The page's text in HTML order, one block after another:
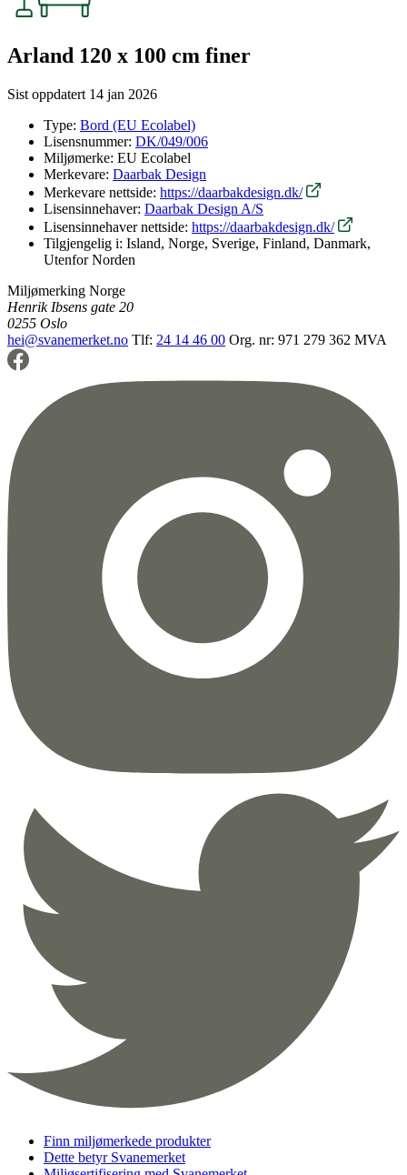
Arland 120 x 100 cm finer
Sist oppdatert 14 jan 2026
Type: Bord (EU Ecolabel)
Lisensnummer: DK/049/006
Miljømerke: EU Ecolabel
Merkevare: Daarbak Design
Merkevare nettside: https://daarbakdesign.dk/
Lisensinnehaver: Daarbak Design A/S
Lisensinnehaver nettside: https://daarbakdesign.dk/
Tilgjengelig i: Island, Norge, Sverige, Finland, Danmark,
Utenfor Norden
Miljømerking Norge
Henrik Ibsens gate 20
0255 Oslo
hei@svanemerket.no Tlf: 24 14 46 00 Org. nr: 971 279 362 MVA
Finn miljømerkede produkter
Dette betyr Svanemerket